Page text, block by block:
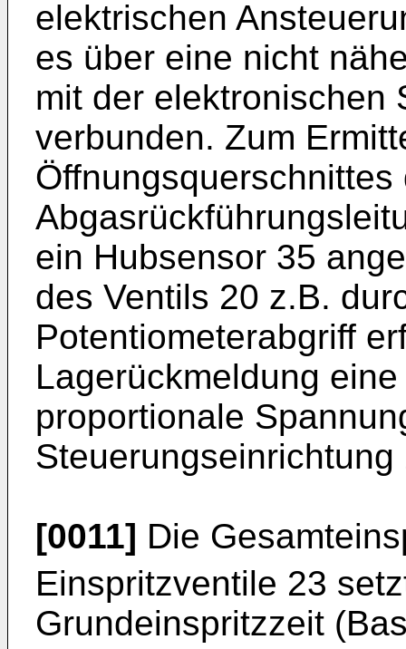
elektrischen
es über eine nicht
mit der elektronischen
verbunden. Zum
ein Hubsensor 35
des Ventils 20 z.B.
Potentiometerabgriff
Lagerückmeldung
proportionale
[0011] Die
Einspritzventile 23
Grundeinspritzzeit